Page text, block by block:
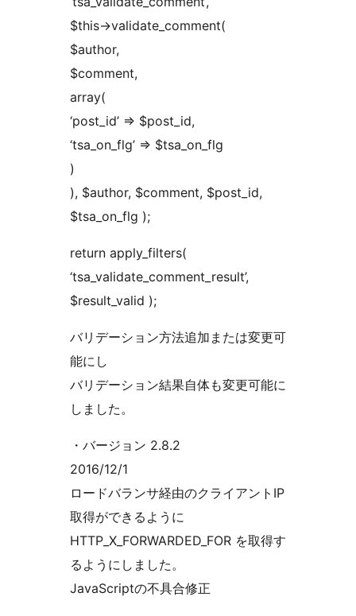
$this->validate_comment(
$author,
$comment,
array(
‘post_id’ => $post_id,
‘tsa_on_flg’ => $tsa_on_flg
)
), $author, $comment, $post_id,
$tsa_on_flg );
return apply_filters(
‘tsa_validate_comment_result’,
$result_valid );
バリデーション方法追加または変更可
能にし
バリデーション結果自体も変更可能に
しました。
・バージョン 2.8.2
2016/12/1
ロードバランサ経由のクライアントIP
取得ができるように
HTTP_X_FORWARDED_FOR を取得す
るようにしました。
JavaScriptの不具合修正